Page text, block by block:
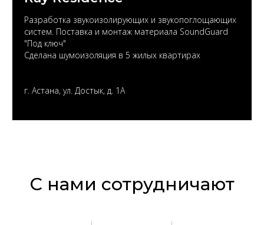
Разработка звукоизолирующих и звукопоглощающих
систем. Поставка и монтаж материала SoundGuard
"Под ключ"
Сделана шумоизоляция в 5 жилых квартирах
г. Астана, ул. Достык, д. 1А
С нами сотрудничают